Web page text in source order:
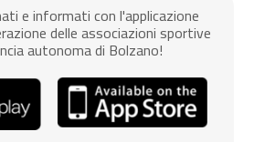
e informati con l'applicazione
delle associazioni sportive
autonoma di Bolzano!